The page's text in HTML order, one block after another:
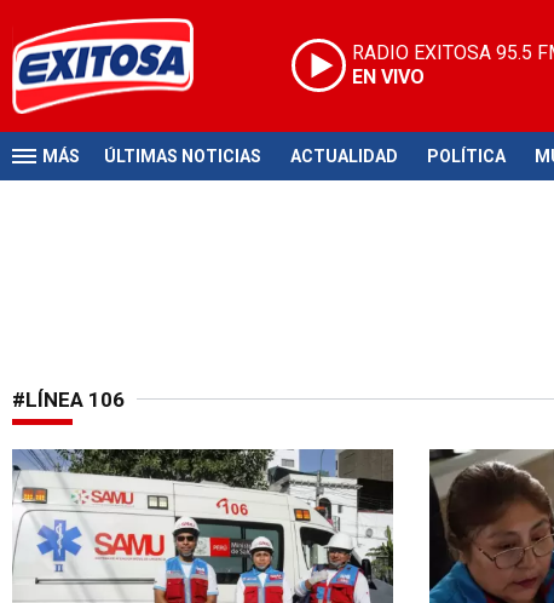
RADIO EXITOSA 95.5
EN VIVO
MÁS ÚLTIMAS NOTICIAS ACTUALIDAD POLÍTICA
#LÍNEA 106
Información valiosa Eficaz servicio